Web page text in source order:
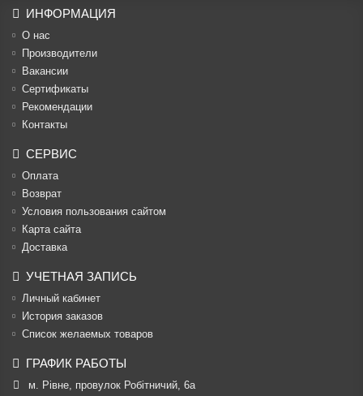
ИНФОРМАЦИЯ
О нас
Производители
Вакансии
Cертификаты
Рекомендации
Контакты
СЕРВИС
Оплата
Возврат
Условия пользования сайтом
Карта сайта
Доставка
УЧЕТНАЯ ЗАПИСЬ
Личный кабинет
История заказов
Список желаемых товаров
ГРАФИК РАБОТЫ
м. Рівне, провулок Робітничий, 6а